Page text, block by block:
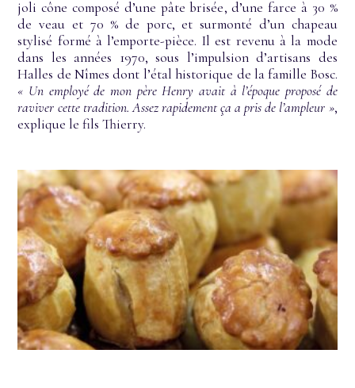
joli cône composé d’une pâte brisée, d’une farce à 30 %
de veau et 70 % de porc, et surmonté d’un chapeau
stylisé formé à l’emporte-pièce. Il est revenu à la mode
dans les années 1970, sous l’impulsion d’artisans des
Halles de Nîmes dont l’étal historique de la famille Bosc.
« Un employé de mon père Henry avait à l’époque proposé de
raviver cette tradition. Assez rapidement ça a pris de l’ampleur »,
explique le fils Thierry.